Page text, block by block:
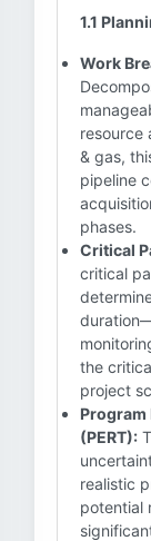
1.1
Work
resource
& gas,
pipeline
phases.
Critical
critical
the
project
Program
(PERT):
realistic
potential